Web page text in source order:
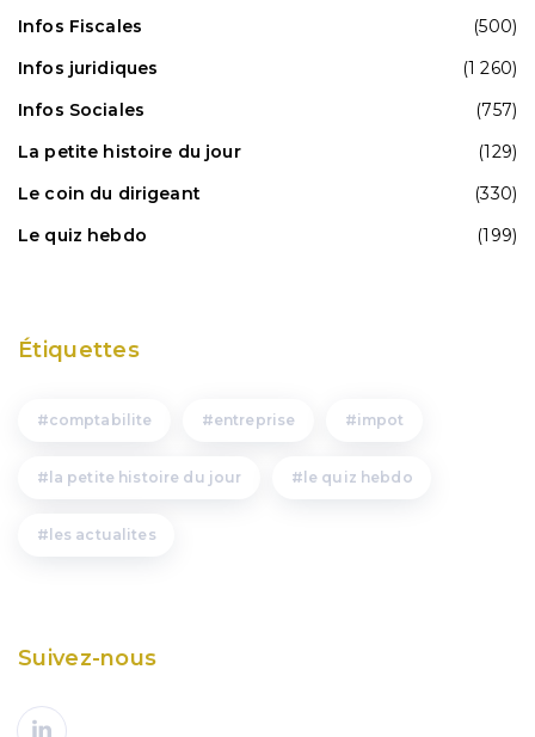
Infos Fiscales
(500)
Infos juridiques
(1 260)
Infos Sociales
(757)
La petite histoire du jour
(129)
Le coin du dirigeant
(330)
Le quiz hebdo
(199)
Étiquettes
comptabilite entreprise impot
la petite histoire du jour le quiz hebdo
les actualites
Suivez-nous